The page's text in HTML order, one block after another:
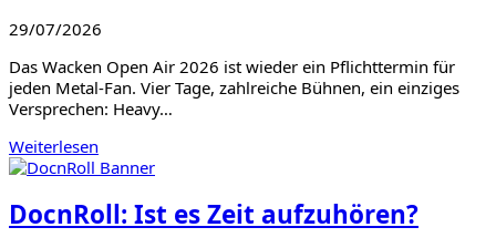
29/07/2026
Das Wacken Open Air 2026 ist wieder ein Pflichttermin für
jeden Metal-Fan. Vier Tage, zahlreiche Bühnen, ein einziges
Versprechen: Heavy…
Weiterlesen
DocnRoll: Ist es Zeit aufzuhören?